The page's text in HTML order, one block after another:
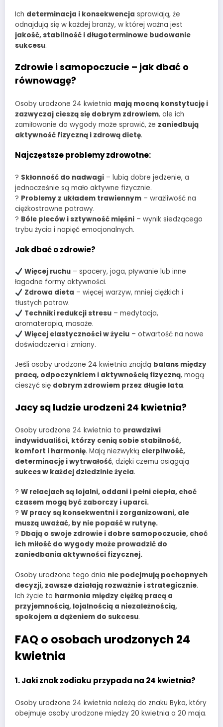
Ich determinacja i konsekwencja sprawiają, że
odnajdują się w każdej branży, w której ważna jest
jakość, stabilność i długoterminowe budowanie
sukcesu.
Zdrowie i samopoczucie – jak dbać o
równowagę?
Osoby urodzone 24 kwietnia mają mocną konstytucję i
zazwyczaj cieszą się dobrym zdrowiem, ale ich
zamiłowanie do wygody może sprawić, że zaniedbują
aktywność fizyczną i zdrową dietę.
Najczęstsze problemy zdrowotne:
? Skłonność do nadwagi – lubią dobre jedzenie, a
jednocześnie są mało aktywne fizycznie.
? Problemy z układem trawiennym – wrażliwość na
ciężkostrawne potrawy.
? Bóle pleców i sztywność mięśni – wynik siedzącego
trybu życia i napięć emocjonalnych.
Jak dbać o zdrowie?
Więcej ruchu – spacery, joga, pływanie lub inne
łagodne formy aktywności.
Zdrowa dieta – więcej warzyw, mniej ciężkich i
tłustych potraw.
Techniki redukcji stresu – medytacja,
aromaterapia, masaże.
Więcej elastyczności w życiu – otwartość na nowe
doświadczenia i zmiany.
Jeśli osoby urodzone 24 kwietnia znajdą balans między
pracą, odpoczynkiem i aktywnością fizyczną, mogą
cieszyć się dobrym zdrowiem przez długie lata.
Jacy są ludzie urodzeni 24 kwietnia?
Osoby urodzone 24 kwietnia to prawdziwi
indywidualiści, którzy cenią sobie stabilność,
komfort i harmonię. Mają niezwykłą cierpliwość,
determinację i wytrwałość, dzięki czemu osiągają
sukces w każdej dziedzinie życia.
? W relacjach są lojalni, oddani i pełni ciepła, choć
czasem mogą być zaborczy i uparci.
? W pracy są konsekwentni i zorganizowani, ale
muszą uważać, by nie popaść w rutynę.
? Dbają o swoje zdrowie i dobre samopoczucie, choć
ich miłość do wygody może prowadzić do
zaniedbania aktywności fizycznej.
Osoby urodzone tego dnia nie podejmują pochopnych
decyzji, zawsze działają rozważnie i strategicznie.
Ich życie to harmonia między ciężką pracą a
przyjemnością, lojalnością a niezależnością,
spokojem a dążeniem do sukcesu.
FAQ o osobach urodzonych 24
kwietnia
1. Jaki znak zodiaku przypada na 24 kwietnia?
Osoby urodzone 24 kwietnia należą do znaku Byka, który
obejmuje osoby urodzone między 20 kwietnia a 20 maja.